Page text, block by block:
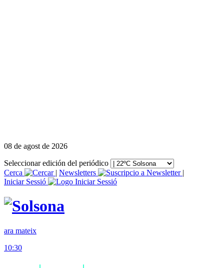
08 de agost de 2026
Seleccionar edición del periódico
Cerca
| Newsletters
|
Iniciar Sessió
ara mateix
10:30